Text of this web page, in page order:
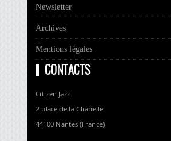
Newsletter
Archives
Mentions légales
CONTACTS
Citizen Jazz
2 place de la Chapelle
44100 Nantes (France)